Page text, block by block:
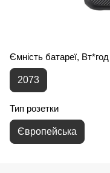
Ємність батареї, Вт*год
2073
Тип розетки
Європейська